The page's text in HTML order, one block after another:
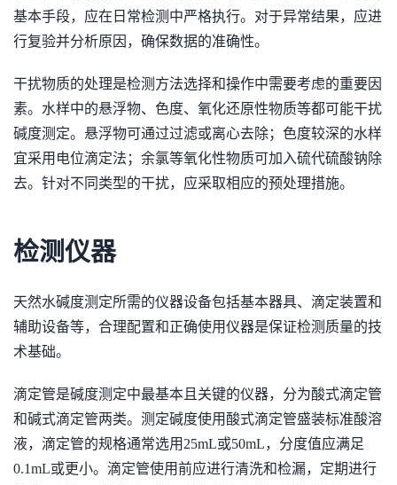
基本手段，应在日常检测中严格执行。对于异常结果，应进
行复验并分析原因，确保数据的准确性。
干扰物质的处理是检测方法选择和操作中需要考虑的重要因
素。水样中的悬浮物、色度、氧化还原性物质等都可能干扰
碱度测定。悬浮物可通过过滤或离心去除；色度较深的水样
宜采用电位滴定法；余氯等氧化性物质可加入硫代硫酸钠除
去。针对不同类型的干扰，应采取相应的预处理措施。
检测仪器
天然水碱度测定所需的仪器设备包括基本器具、滴定装置和
辅助设备等，合理配置和正确使用仪器是保证检测质量的技
术基础。
滴定管是碱度测定中最基本且关键的仪器，分为酸式滴定管
和碱式滴定管两类。测定碱度使用酸式滴定管盛装标准酸溶
液，滴定管的规格通常选用25mL或50mL，分度值应满足
0.1mL或更小。滴定管使用前应进行清洗和检漏，定期进行